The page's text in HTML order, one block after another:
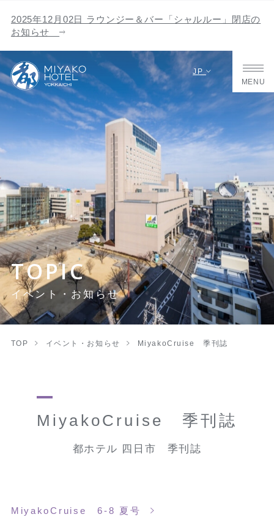
JP
MENU
TOPIC
イベント・お知らせ
2025年12月02日 ラウンジー＆バー「シャルルー」閉店の
お知らせ
TOP イベント・お知らせ MiyakoCruise 季刊誌
MiyakoCruise 季刊誌
都ホテル 四日市 季刊誌
MiyakoCruise 6-8 夏号